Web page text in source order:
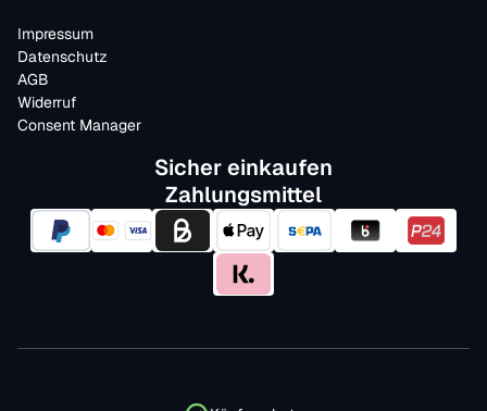
Impressum
Datenschutz
AGB
Widerruf
Consent Manager
Sicher einkaufen
Zahlungsmittel